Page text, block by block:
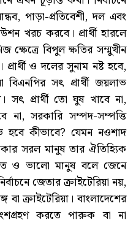
পাড়া-প্রতিবেশী, দল এবং
খরচ করবে। প্রার্থী হারলে
বিপুল ক্ষতির সম্মুখীন
ও দলের সুনাম নষ্ট হবে,
বিএনপির সৎ প্রার্থী জয়লাভ
প্রার্থী তো ঘুষ খাবে না,
না, সরকারি সম্পদ-সম্পত্তি
কীভাবে? যেমন নওশাদ
সরল মানুষ তার ঐতিহ্যিক
ও ভালো মানুষ বলে জেনে
জেতার ক্রাইটেরিয়া নয়,
ক্রাইটেরিয়া। বাংলাদেশের
করতে পারুক বা না